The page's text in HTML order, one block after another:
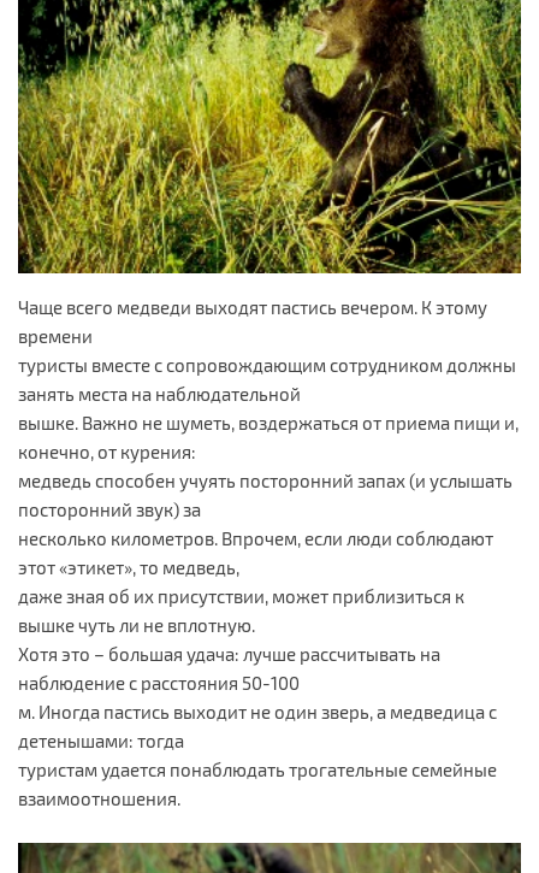
Чаще всего медведи выходят пастись вечером. К этому
времени
туристы вместе с сопровождающим сотрудником должны
занять места на наблюдательной
вышке. Важно не шуметь, воздержаться от приема пищи и,
конечно, от курения:
медведь способен учуять посторонний запах (и услышать
посторонний звук) за
несколько километров. Впрочем, если люди соблюдают
этот «этикет», то медведь,
даже зная об их присутствии, может приблизиться к
вышке чуть ли не вплотную.
Хотя это – большая удача: лучше рассчитывать на
наблюдение с расстояния 50-100
м. Иногда пастись выходит не один зверь, а медведица с
детенышами: тогда
туристам удается понаблюдать трогательные семейные
взаимоотношения.